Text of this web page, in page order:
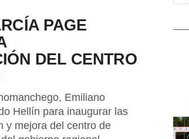
PAGE
DEL CENTRO
Emiliano
Hellín para inaugurar las
y mejora del centro de